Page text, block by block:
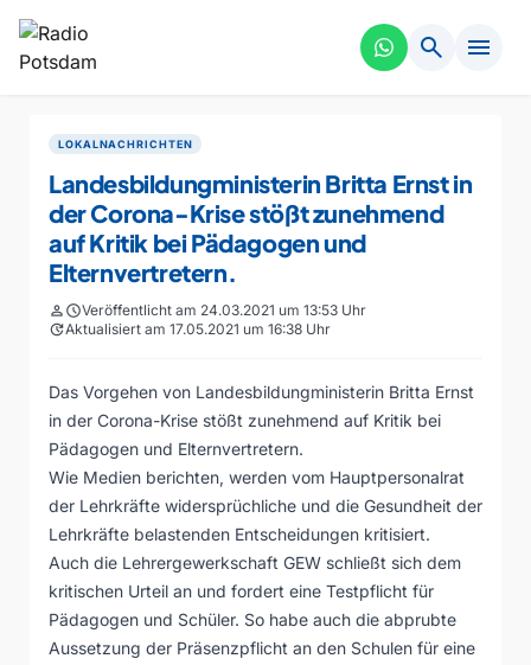
search menu
LOKALNACHRICHTEN
Landesbildungministerin Britta Ernst in
der Corona-Krise stößt zunehmend
auf Kritik bei Pädagogen und
Elternvertretern.
personscheduleVeröffentlicht am 24.03.2021 um 13:53 Uhr
updateAktualisiert am 17.05.2021 um 16:38 Uhr
Das Vorgehen von Landesbildungministerin Britta Ernst
in der Corona-Krise stößt zunehmend auf Kritik bei
Pädagogen und Elternvertretern.
Wie Medien berichten, werden vom Hauptpersonalrat
der Lehrkräfte widersprüchliche und die Gesundheit der
Lehrkräfte belastenden Entscheidungen kritisiert.
Auch die Lehrergewerkschaft GEW schließt sich dem
kritischen Urteil an und fordert eine Testpflicht für
Pädagogen und Schüler. So habe auch die abprubte
Aussetzung der Präsenzpflicht an den Schulen für eine